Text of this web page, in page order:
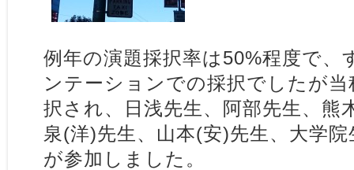
例年の演題採択率は50%程度で、
ンテーションでの採択でしたが
択され、日浅先生、阿部先生、熊
泉(洋)先生、山本(安)先生、大学
が参加しました。